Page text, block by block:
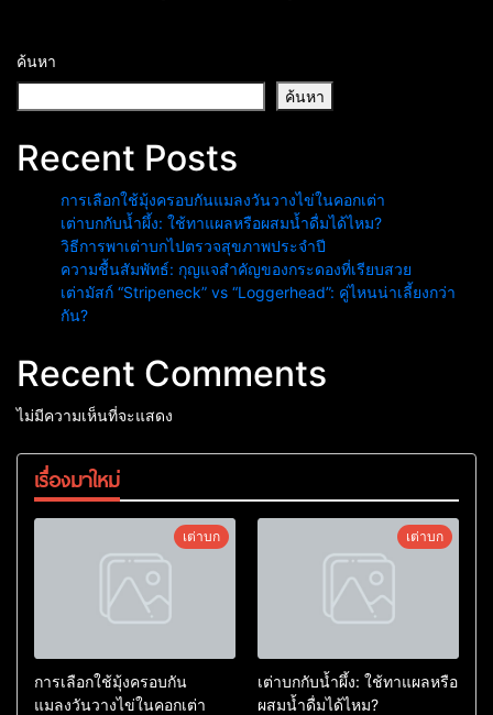
ค้นหา
ค้นหา
Recent Posts
การเลือกใช้มุ้งครอบกันแมลงวันวางไข่ในคอกเต่า
เต่าบกกับน้ำผึ้ง: ใช้ทาแผลหรือผสมน้ำดื่มได้ไหม?
วิธีการพาเต่าบกไปตรวจสุขภาพประจำปี
ความชื้นสัมพัทธ์: กุญแจสำคัญของกระดองที่เรียบสวย
เต่ามัสก์ “Stripeneck” vs “Loggerhead”: คู่ไหนน่าเลี้ยงกว่า
กัน?
Recent Comments
ไม่มีความเห็นที่จะแสดง
เรื่องมาใหม่
เต่าบก
การเลือกใช้มุ้งครอบกัน
แมลงวันวางไข่ในคอกเต่า
เต่าบก
เต่าบกกับน้ำผึ้ง: ใช้ทาแผลหรือ
ผสมน้ำดื่มได้ไหม?